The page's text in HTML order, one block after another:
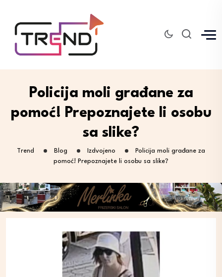
Policija moli građane za
pomoć! Prepoznajete li osobu
sa slike?
Trend Blog Izdvojeno
Policija moli građane za
pomoć! Prepoznajete li osobu sa slike?